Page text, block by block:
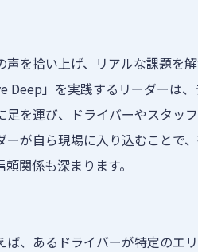
声を拾い上げ、リアルな課題を
Deep」を実践するリーダーは
足を運び、ドライバーやスタッ
ーが自ら現場に入り込むことで
頼関係も深まります。
ば、あるドライバーが特定のエ